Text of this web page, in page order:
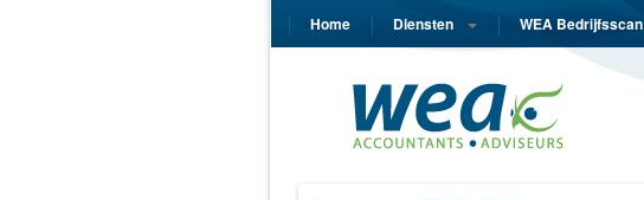
Home Diensten WEA Bedrijfsscan